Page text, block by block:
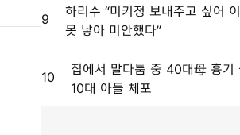
9
하리수 “미키정 보내주고 싶어
못 낳아 미안했다”
10
집에서 말다툼 중 40대母 흉기
10대 아들 체포